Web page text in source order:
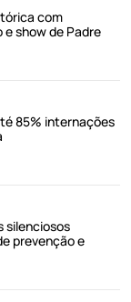
com
show de Padre
85% internações
silenciosos
prevenção e